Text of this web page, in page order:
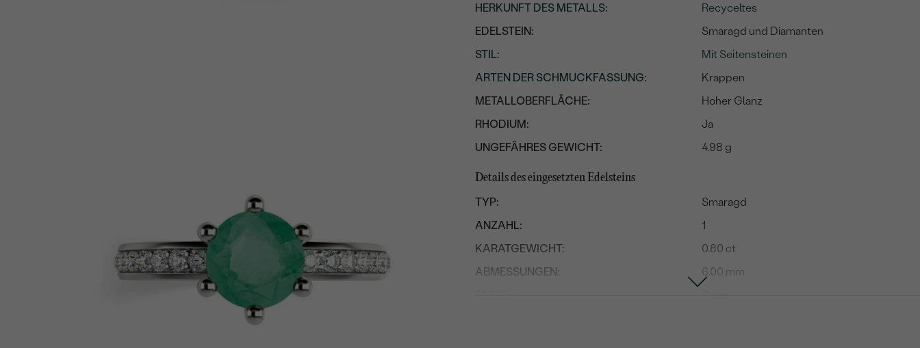
HERKUNFT DES METALLS:
Recyceltes
EDELSTEIN:
Smaragd und Diamanten
STIL:
Mit Seitensteinen
ARTEN DER SCHMUCKFASSUNG:
Krappen
METALLOBERFLÄCHE:
Hoher Glanz
RHODIUM:
Ja
UNGEFÄHRES GEWICHT:
4.98 g
Details des eingesetzten Edelsteins
TYP:
Smaragd
ANZAHL:
1
KARATGEWICHT:
0.80 ct
ABMESSUNGEN:
6.00 mm